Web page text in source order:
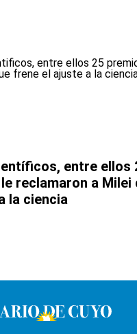
entre ellos
reclamaron a Milei
la ciencia